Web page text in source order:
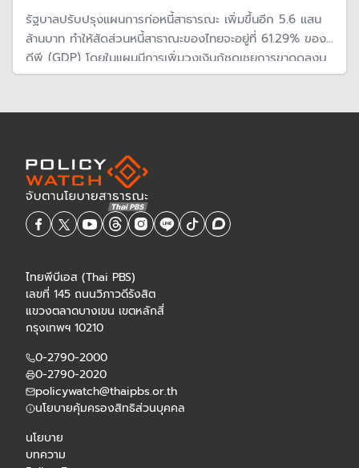
รัฐบาลปรับปรุงแผนการก่อหนี้สาธารณะ เพิ่มขึ้นอีก 5.6 แสน
ล้านบาท ทำให้สัดส่วนหนี้สาธาณะของไทยจะอยู่ที่ 61.29% ของจี
ดีพี (GDP) โดยในแผนมีการเพิ่มวงเงินกู้ชดเชยการขาดดุลงบ
ประมาณ เป็นผลมาจากงบประมาณปี 67 ที่ล่าช้า ค้ำประกันเงิน
และกองทุนน้ำมันฯ
ไทยพีบีเอส (Thai PBS)
เลขที่ 145 ถนนวิภาวดีรังสิต
แขวงตลาดบางเขน เขตหลักสี่
กรุงเทพฯ 10210
0-2790-2000
0-2790-2020
policywatch@thaipbs.or.th
นโยบายคุ้มครองสิทธิส่วนบุคคล
นโยบาย
บทความ